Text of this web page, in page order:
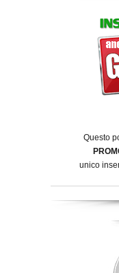
Questo
unico